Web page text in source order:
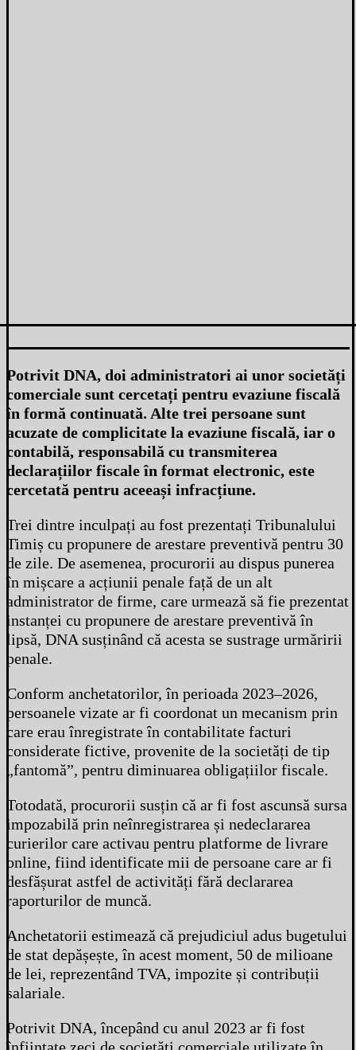
Potrivit DNA, doi administratori ai unor societăți
comerciale sunt cercetați pentru evaziune fiscală
în formă continuată. Alte trei persoane sunt
acuzate de complicitate la evaziune fiscală, iar o
contabilă, responsabilă cu transmiterea
declarațiilor fiscale în format electronic, este
cercetată pentru aceeași infracțiune.
Trei dintre inculpați au fost prezentați Tribunalului
Timiș cu propunere de arestare preventivă pentru 30
de zile. De asemenea, procurorii au dispus punerea
în mișcare a acțiunii penale față de un alt
administrator de firme, care urmează să fie prezentat
instanței cu propunere de arestare preventivă în
lipsă, DNA susținând că acesta se sustrage urmăririi
penale.
Conform anchetatorilor, în perioada 2023–2026,
persoanele vizate ar fi coordonat un mecanism prin
care erau înregistrate în contabilitate facturi
considerate fictive, provenite de la societăți de tip
„fantomă”, pentru diminuarea obligațiilor fiscale.
Totodată, procurorii susțin că ar fi fost ascunsă sursa
impozabilă prin neînregistrarea și nedeclararea
curierilor care activau pentru platforme de livrare
online, fiind identificate mii de persoane care ar fi
desfășurat astfel de activități fără declararea
raporturilor de muncă.
Anchetatorii estimează că prejudiciul adus bugetului
de stat depășește, în acest moment, 50 de milioane
de lei, reprezentând TVA, impozite și contribuții
salariale.
Potrivit DNA, începând cu anul 2023 ar fi fost